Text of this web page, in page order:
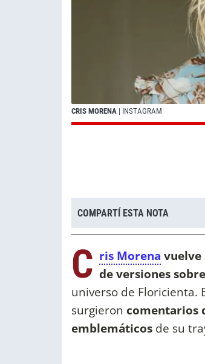
CRIS MORENA | INSTAGRAM
COMPARTÍ ESTA NOTA
C ris Morena vuelve
de versiones
universo de Floricienta.
surgieron comentarios
emblemáticos de su